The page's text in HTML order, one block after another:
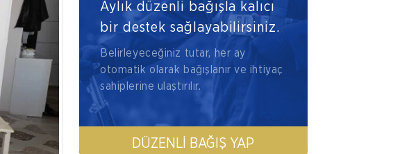
Aylık düzenli bağışla kalıcı
bir destek sağlayabilirsiniz.
Belirleyeceğiniz tutar, her ay
otomatik olarak bağışlanır ve ihtiyaç
sahiplerine ulaştırılır.
DÜZENLI BAĞIŞ YAP